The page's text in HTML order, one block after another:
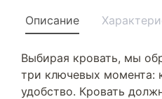
Описание
Выбирая кровать, мы
три ключевых момента:
удобство. Кровать